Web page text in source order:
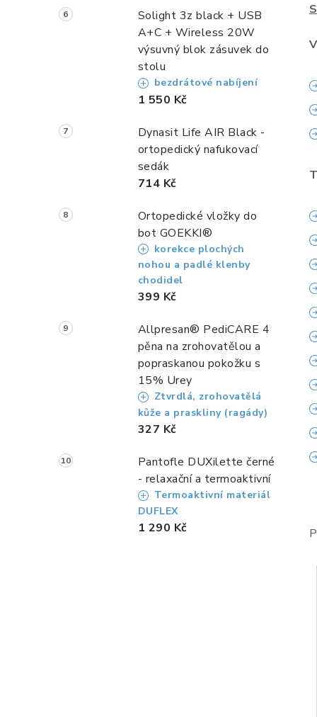
Solight 3z black + USB
A+C + Wireless 20W
výsuvný blok zásuvek do
stolu
bezdrátové nabíjení
1 550 Kč
Dynasit Life AIR Black -
ortopedický nafukovací
sedák
714 Kč
Ortopedické vložky do
bot GOEKKI®
korekce plochých
nohou a padlé klenby
chodidel
399 Kč
Allpresan® PediCARE 4
pěna na zrohovatělou a
popraskanou pokožku s
15% Urey
Ztvrdlá, zrohovatělá
kůže a praskliny (ragády)
327 Kč
Pantofle DUXilette černé
- relaxační a termoaktivní
Termoaktivní materiál
DUFLEX
1 290 Kč